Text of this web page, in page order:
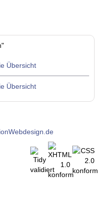
Übersicht
Übersicht